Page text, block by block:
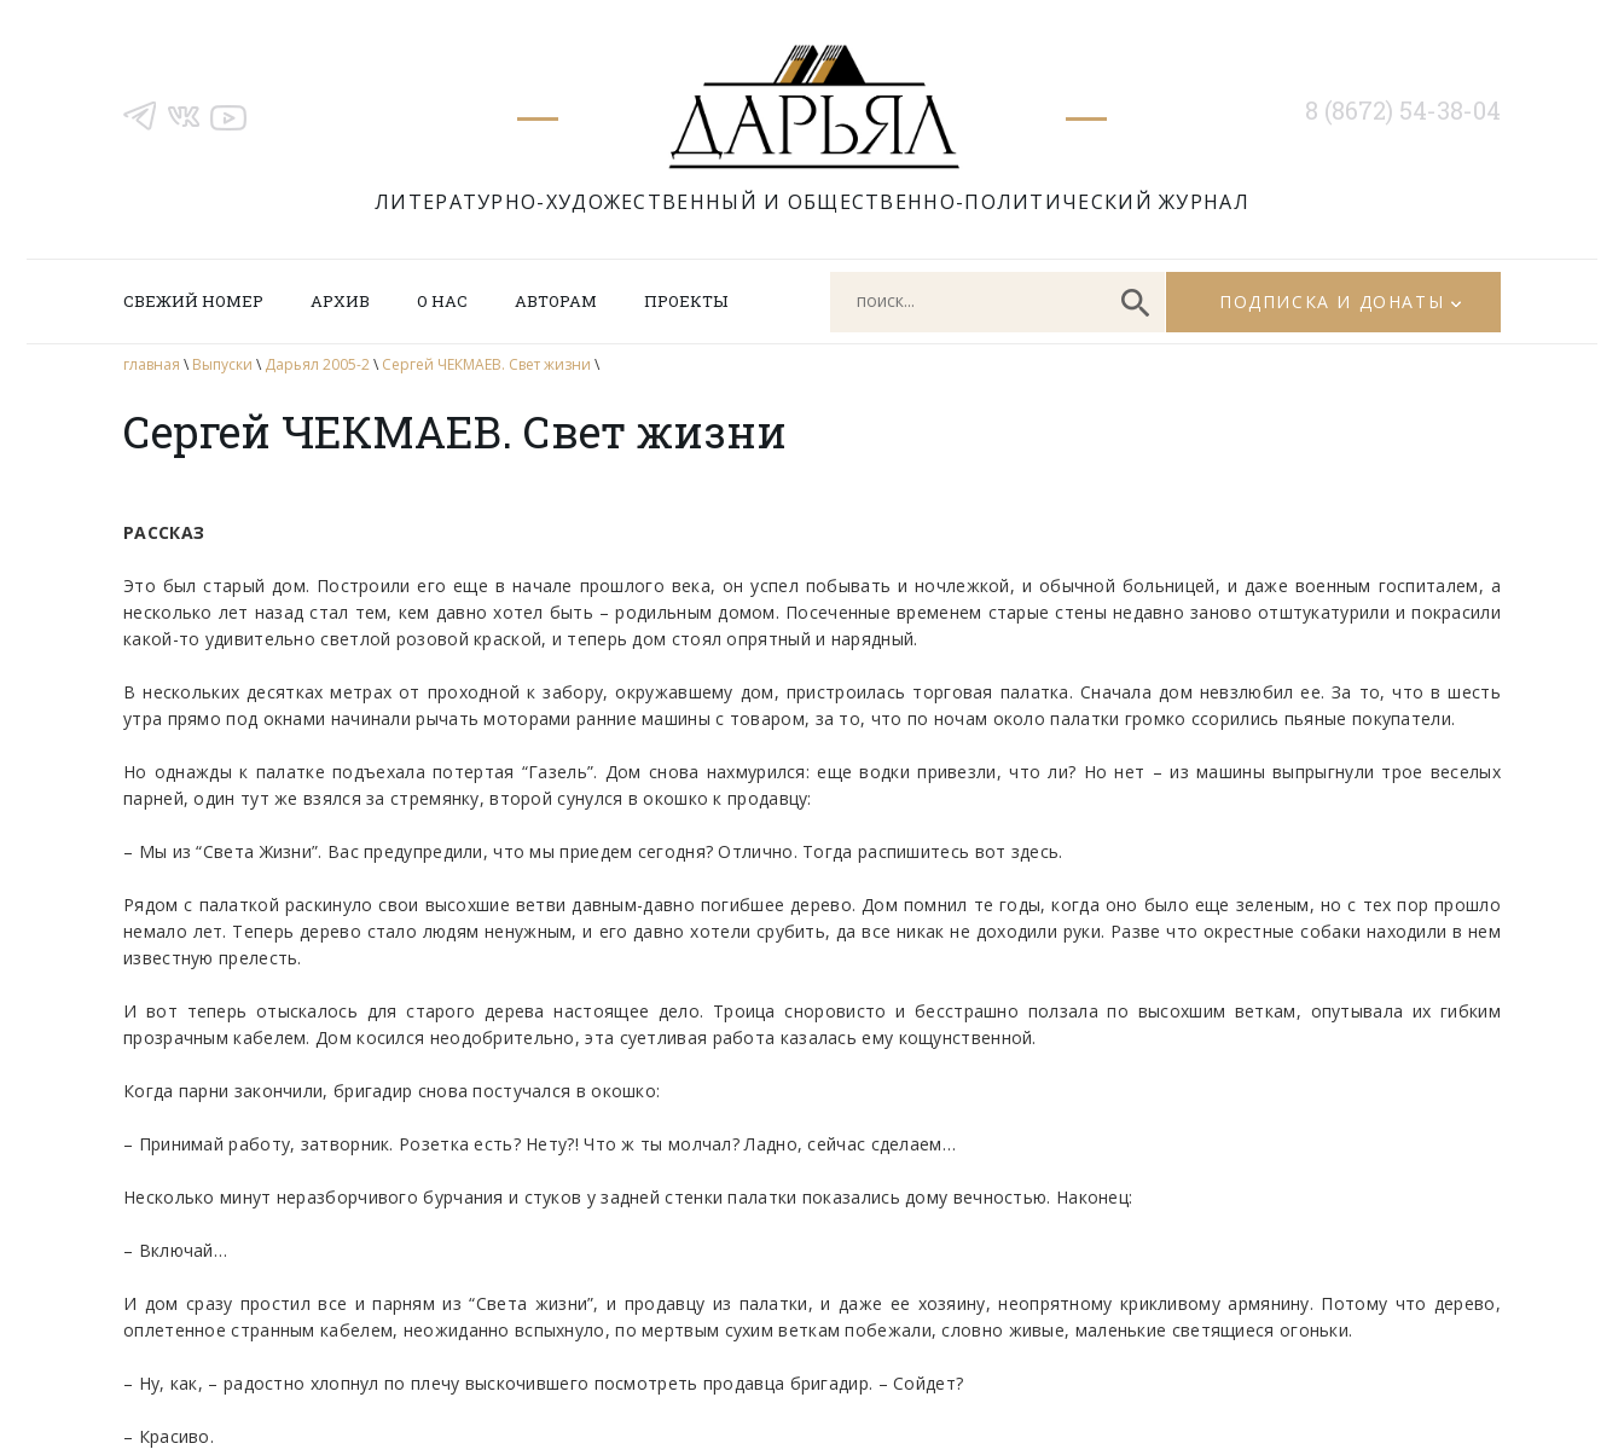
ЛИТЕРАТУРНО-ХУДОЖЕСТВЕННЫЙ И ОБЩЕСТВЕННО-ПОЛИТИЧЕСКИЙ ЖУРНАЛ
8 (8672) 54-38-04
СВЕЖИЙ НОМЕР АРХИВ О НАС АВТОРАМ ПРОЕКТЫ ПОДПИСКА И ДОНАТЫ
главная \ Выпуски \ Дарьял 2005-2\ Сергей ЧЕКМАЕВ. Свет жизни \
Сергей ЧЕКМАЕВ. Свет жизни
РАССКАЗ
Это был старый дом. Построили его еще в начале прошлого века, он успел побывать и ночлежкой, и обычной больницей, и даже военным госпиталем, а
несколько лет назад стал тем, кем давно хотел быть – родильным домом. Посеченные временем старые стены недавно заново отштукатурили и покрасили
какой-то удивительно светлой розовой краской, и теперь дом стоял опрятный и нарядный.
В нескольких десятках метрах от проходной к забору, окружавшему дом, пристроилась торговая палатка. Сначала дом невзлюбил ее. За то, что в шесть
утра прямо под окнами начинали рычать моторами ранние машины с товаром, за то, что по ночам около палатки громко ссорились пьяные покупатели.
Но однажды к палатке подъехала потертая “Газель”. Дом снова нахмурился: еще водки привезли, что ли? Но нет – из машины выпрыгнули трое веселых
парней, один тут же взялся за стремянку, второй сунулся в окошко к продавцу:
– Мы из “Света Жизни”. Вас предупредили, что мы приедем сегодня? Отлично. Тогда распишитесь вот здесь.
Рядом с палаткой раскинуло свои высохшие ветви давным-давно погибшее дерево. Дом помнил те годы, когда оно было еще зеленым, но с тех пор прошло
немало лет. Теперь дерево стало людям ненужным, и его давно хотели срубить, да все никак не доходили руки. Разве что окрестные собаки находили в нем
известную прелесть.
И вот теперь отыскалось для старого дерева настоящее дело. Троица сноровисто и бесстрашно ползала по высохшим веткам, опутывала их гибким
прозрачным кабелем. Дом косился неодобрительно, эта суетливая работа казалась ему кощунственной.
Когда парни закончили, бригадир снова постучался в окошко:
– Принимай работу, затворник. Розетка есть? Нету?! Что ж ты молчал? Ладно, сейчас сделаем…
Несколько минут неразборчивого бурчания и стуков у задней стенки палатки показались дому вечностью. Наконец:
– Включай…
И дом сразу простил все и парням из “Света жизни”, и продавцу из палатки, и даже ее хозяину, неопрятному крикливому армянину. Потому что дерево,
оплетенное странным кабелем, неожиданно вспыхнуло, по мертвым сухим веткам побежали, словно живые, маленькие светящиеся огоньки.
– Ну, как, – радостно хлопнул по плечу выскочившего посмотреть продавца бригадир. – Сойдет?
– Красиво.